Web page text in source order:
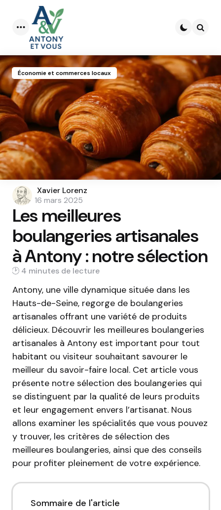
Menu
Économie et commerces locaux
Posted
by
Xavier Lorenz
16 mars 2025
Les meilleures
boulangeries artisanales
à Antony : notre sélection
4 min
Antony, une ville dynamique située dans les
Hauts-de-Seine, regorge de boulangeries
artisanales offrant une variété de produits
délicieux. Découvrir les meilleures boulangeries
artisanales à Antony est important pour tout
habitant ou visiteur souhaitant savourer le
meilleur du savoir-faire local. Cet article vous
présente notre sélection des boulangeries qui
se distinguent par la qualité de leurs produits
et leur engagement envers l’artisanat. Nous
allons examiner les spécialités que vous pouvez
y trouver, les critères de sélection des
meilleures boulangeries, ainsi que des conseils
pour profiter pleinement de votre expérience.
Sommaire de l'article